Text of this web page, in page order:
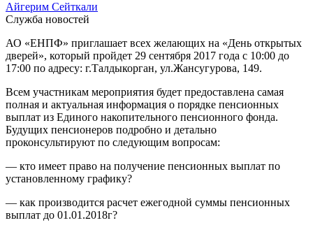
Айгерим Сейткали
Служба новостей
АО «ЕНПФ» приглашает всех желающих на «День открытых
дверей», который пройдет 29 сентября 2017 года с 10:00 до
17:00 по адресу: г.Талдыкорган, ул.Жансугурова, 149.
Всем участникам мероприятия будет предоставлена самая
полная и актуальная информация о порядке пенсионных
выплат из Единого накопительного пенсионного фонда.
Будущих пенсионеров подробно и детально
проконсультируют по следующим вопросам:
— кто имеет право на получение пенсионных выплат по
установленному графику?
— как производится расчет ежегодной суммы пенсионных
выплат до 01.01.2018г?